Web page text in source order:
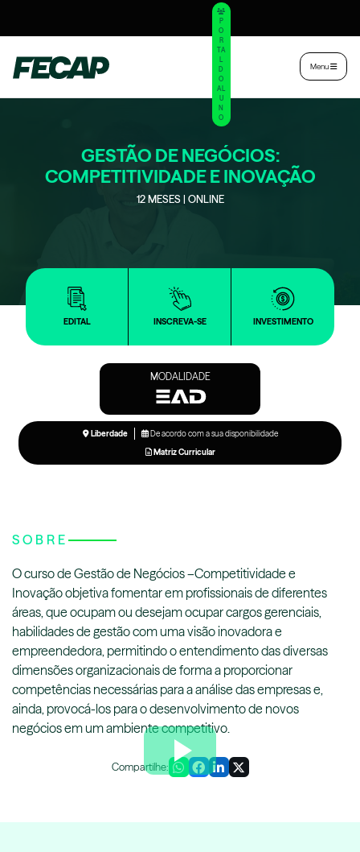
P
O
R
TA
L
D
O
AL
U
N
O
Menu
GESTÃO DE NEGÓCIOS:
COMPETITIVIDADE E INOVAÇÃO
12 MESES | ONLINE
EDITAL INSCREVA-SE INVESTIMENTO
MODALIDADE
Liberdade
De acordo com a sua disponibilidade
Matriz Curricular
SOBRE
O curso de Gestão de Negócios –Competitividade e
Inovação objetiva fomentar em profissionais de diferentes
áreas, que ocupam ou desejam ocupar cargos gerenciais,
habilidades de gestão com uma visão inovadora e
empreendedora, permitindo o entendimento das diversas
dimensões organizacionais de forma a proporcionar
competências necessárias para a análise das empresas e,
ainda, provocá-los para o desenvolvimento de novos
negócios em um ambiente competitivo.
Compartilhe: